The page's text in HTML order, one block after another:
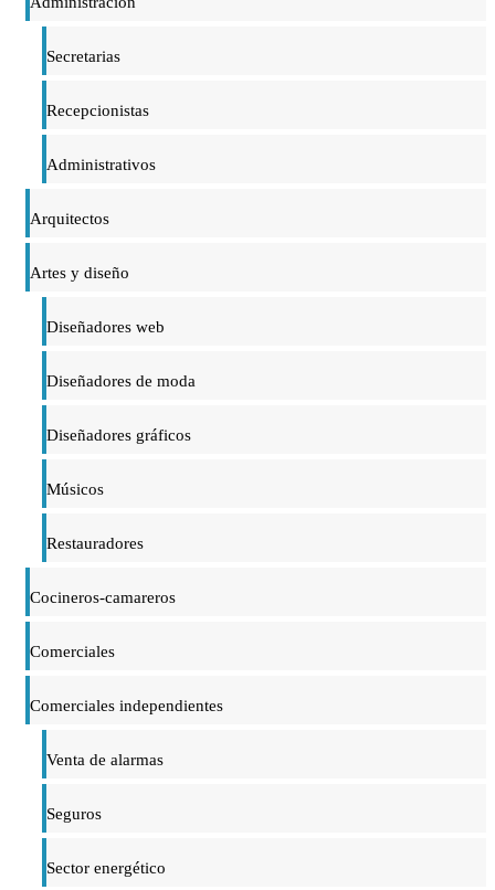
Secretarias
Recepcionistas
Administrativos
Arquitectos
Artes y diseño
Diseñadores web
Diseñadores de moda
Diseñadores gráficos
Músicos
Restauradores
Cocineros-camareros
Comerciales
Comerciales independientes
Venta de alarmas
Seguros
Sector energético